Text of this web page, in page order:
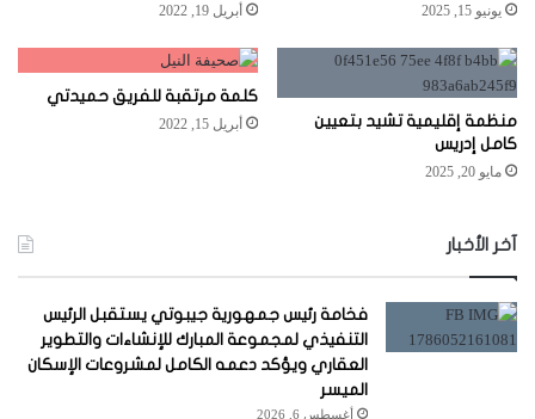
يونيو 15, 2025 أبريل 19, 2022
منظمة إقليمية تشيد بتعيين
كامل إدريس
مايو 20, 2025
كلمة مرتقبة للفريق حميدتي
أبريل 15, 2022
آخر الأخبار
فخامة رئيس جمهورية جيبوتي يستقبل الرئيس
التنفيذي لمجموعة المبارك للإنشاءات والتطوير
العقاري ويؤكد دعمه الكامل لمشروعات الإسكان
الميسر
أغسطس 6, 2026